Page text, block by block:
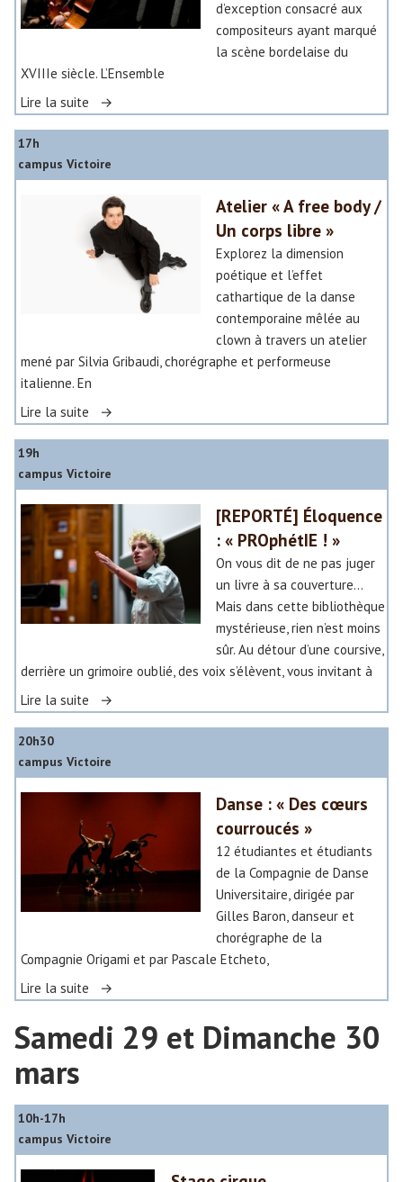
r
t
»
»
d’exception consacré aux
compositeurs ayant marqué
la scène bordelaise du
XVIIIe siècle. L’Ensemble
Lire la suite
m
o
m
u
c
l
»
17h
campus Victoire
Atelier « A free body /
Un corps libre »
Explorez la dimension
poétique et l’effet
cathartique de la danse
contemporaine mêlée au
clown à travers un atelier
mené par Silvia Gribaudi, chorégraphe et performeuse
italienne. En
Lire la suite
t
l
i
e
r
«
f
e
b
o
/
U
n
c
r
i
e
»
19h
campus Victoire
[REPORTÉ] Éloquence
: « PROphétIE ! »
On vous dit de ne pas juger
un livre à sa couverture…
Mais dans cette bibliothèque
mystérieuse, rien n’est moins
sûr. Au détour d’une coursive,
derrière un grimoire oublié, des voix s’élèvent, vous invitant à
Lire la suite
R
R
T
É
]
l
q
e
e
«
20h30
campus Victoire
Danse : « Des cœurs
courroucés »
12 étudiantes et étudiants
de la Compagnie de Danse
Universitaire, dirigée par
Gilles Baron, danseur et
chorégraphe de la
Compagnie Origami et par Pascale Etcheto,
Lire la suite
D
a
:
«
Samedi 29 et Dimanche 30
mars
10h-17h
campus Victoire